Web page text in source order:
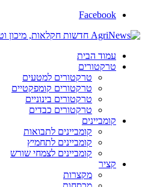
Facebook
עמוד הבית
טרקטורים
טרקטורים למטעים
טרקטורים קומפקטיים
טרקטורים בינוניים
טרקטורים כבדים
קומביינים
קומביינים לתבואות
קומביינים לתחמיץ
קומביינים לצמחי שורש
קציר
מקצרות